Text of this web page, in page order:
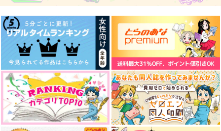
２
A-HOLE
629円（税込）
サンプル
作品詳細
青空かんぱーに
（税込）
六平千鉱
サンプル
作品詳細
花浅葱
787円（税込）
カイザー×潔世一
サンプル
作品詳細
魔女の終活帳 1
スクウェア・エニック
ス
770円（税込）